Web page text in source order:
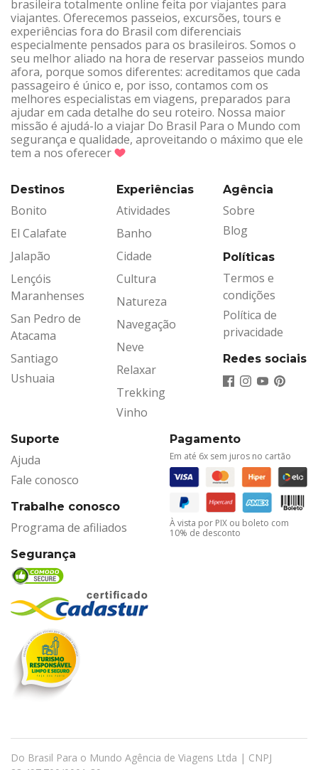
brasileira totalmente online feita por viajantes para
viajantes. Oferecemos passeios, excursões, tours e
experiências fora do Brasil com diferenciais
especialmente pensados para os brasileiros. Somos o
seu melhor aliado na hora de reservar passeios mundo
afora, porque somos diferentes: acreditamos que cada
passageiro é único e, por isso, contamos com os
melhores especialistas em viagens, preparados para
ajudar em cada detalhe do seu roteiro. Nossa maior
missão é ajudá-lo a viajar Do Brasil Para o Mundo com
segurança e qualidade, aproveitando o máximo que ele
tem a nos oferecer
Destinos
Bonito
El Calafate
Jalapão
Lençóis
Maranhenses
San Pedro de
Atacama
Santiago
Ushuaia
Experiências
Atividades
Banho
Cidade
Cultura
Natureza
Navegação
Neve
Relaxar
Trekking
Vinho
Agência
Sobre
Blog
Políticas
Termos e
condições
Política de
privacidade
Redes sociais
Suporte
Ajuda
Fale conosco
Trabalhe conosco
Programa de afiliados
Segurança
Pagamento
Em até 6x sem juros no cartão
À vista por PIX ou boleto com
10% de desconto
Do Brasil Para o Mundo Agência de Viagens Ltda | CNPJ